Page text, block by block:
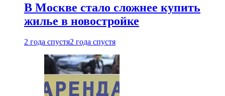
В Москве стало сложнее купить
жилье в новостройке
2 года спустя2 года спустя